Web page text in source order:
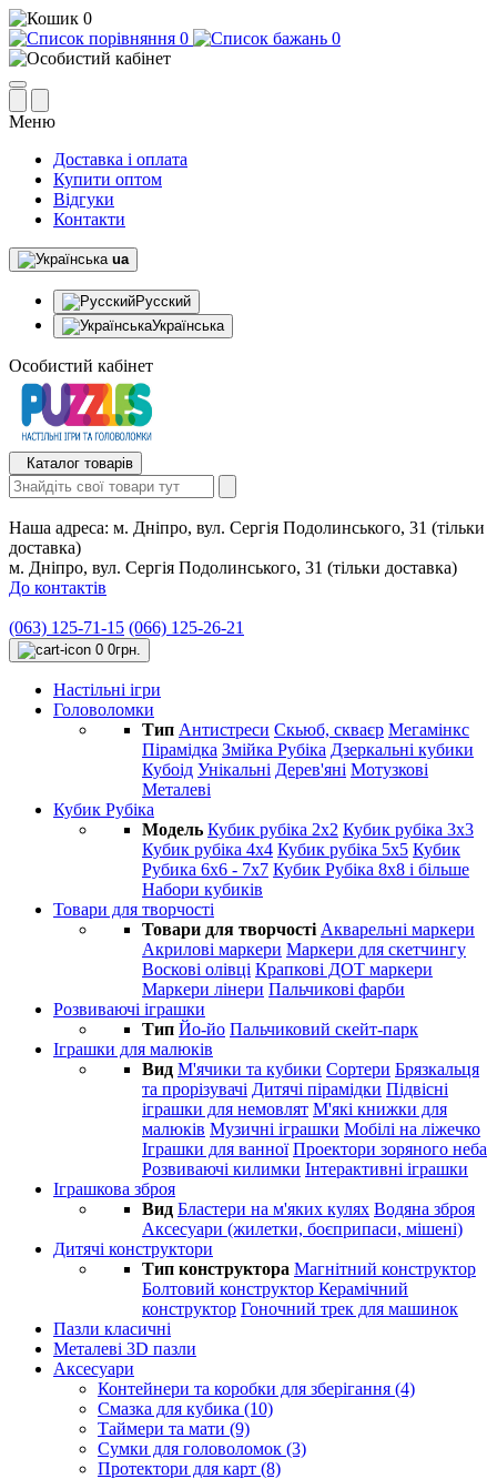
0
0
0
Меню
Доставка і оплата
Купити оптом
Відгуки
Контакти
ua
Русский
Українська
Особистий кабінет
Каталог товарів
Наша адреса: м. Дніпро, вул. Сергія Подолинського, 31 (тільки
доставка)
м. Дніпро, вул. Сергія Подолинського, 31 (тільки доставка)
До контактів
(063) 125-71-15 (066) 125-26-21
0 0грн.
Настільні ігри
Головоломки
Тип Антистреси Cкьюб, скваєр Мегамінкс
Пірамідка Змійка Рубіка Дзеркальні кубики
Кубоід Унікальні Дерев'яні Мотузкові
Металеві
Кубик Рубіка
Модель Кубик рубіка 2х2 Кубик рубіка 3х3
Кубик рубіка 4х4 Кубик рубіка 5х5 Кубик
Рубика 6х6 - 7х7 Кубик Рубіка 8х8 і більше
Набори кубиків
Товари для творчості
Товари для творчості Акварельні маркери
Акрилові маркери Маркери для скетчингу
Воскові олівці Крапкові ДОТ маркери
Маркери лінери Пальчикові фарби
Розвиваючі іграшки
Тип Йо-йо Пальчиковий скейт-парк
Іграшки для малюків
Вид М'ячики та кубики Сортери Брязкальця
та прорізувачі Дитячі пірамідки Підвісні
іграшки для немовлят М'які книжки для
малюків Музичні іграшки Мобілі на ліжечко
Іграшки для ванної Проектори зоряного неба
Розвиваючі килимки Інтерактивні іграшки
Іграшкова зброя
Вид Бластери на м'яких кулях Водяна зброя
Аксесуари (жилетки, боєприпаси, мішені)
Дитячі конструктори
Тип конструктора Магнітний конструктор
Болтовий конструктор Керамічний
конструктор Гоночний трек для машинок
Пазли класичні
Металеві 3D пазли
Аксесуари
Контейнери та коробки для зберігання (4)
Смазка для кубика (10)
Таймери та мати (9)
Сумки для головоломок (3)
Протектори для карт (8)